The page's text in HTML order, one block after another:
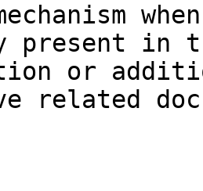
in
or